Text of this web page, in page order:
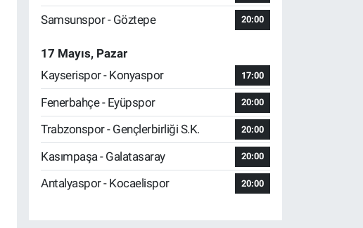
Samsunspor - Göztepe 20:00
17 Mayıs, Pazar
Kayserispor - Konyaspor
17:00
Fenerbahçe - Eyüpspor 20:00
Trabzonspor - Gençlerbirliği S.K. 20:00
Kasımpaşa - Galatasaray 20:00
Antalyaspor - Kocaelispor 20:00